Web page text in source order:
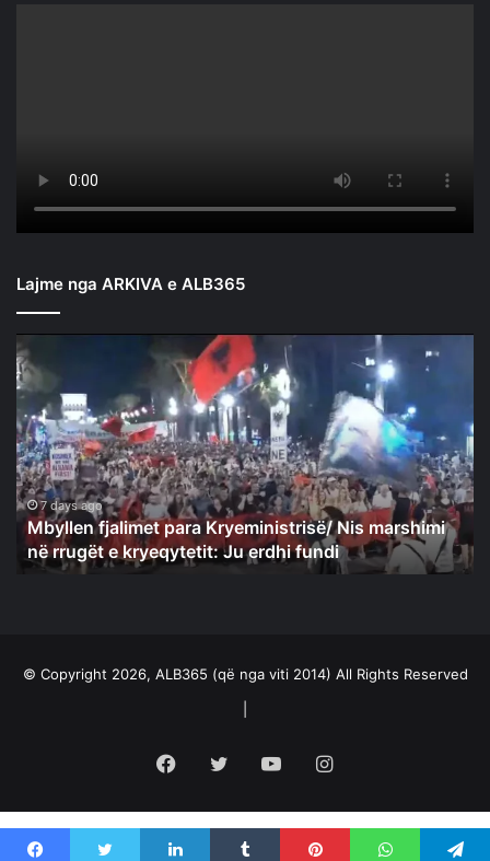
Lajme nga ARKIVA e ALB365
Mbyllen
fjalimet
para
Kryeministrisë/
Nis
marshimi
në
rrugët
e
kryeqytetit:
Ju
7 days ago
Mbyllen fjalimet para Kryeministrisë/ Nis marshimi
në rrugët e kryeqytetit: Ju erdhi fundi
© Copyright 2026, ALB365 (që nga viti 2014) All Rights Reserved
Facebook
TwitterYouTubeInstagram